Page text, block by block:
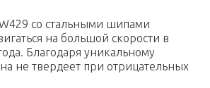
со стальными шипами
на большой скорости в
Благодаря уникальному
не твердеет при отрицательных